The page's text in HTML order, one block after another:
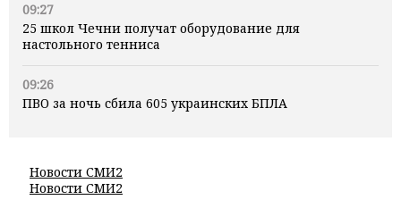
09:27
25 школ Чечни получат оборудование для
настольного тенниса
09:26
ПВО за ночь сбила 605 украинских БПЛА
Новости СМИ2
Новости СМИ2